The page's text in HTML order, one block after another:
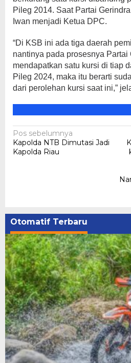
Pileg 2014. Saat Partai
Iwan menjadi Ketua DPC.
“Di KSB ini ada tiga daerah
nantinya pada prosesnya Partai
mendapatkan satu kursi di tiap
Pileg 2024, maka itu berarti
dari perolehan kursi saat ini,”
Navigasi
pos
Pos sebelumnya
Kapolda NTB Dimutasi Jadi
Kapolda Riau
Otomatif Terbaru